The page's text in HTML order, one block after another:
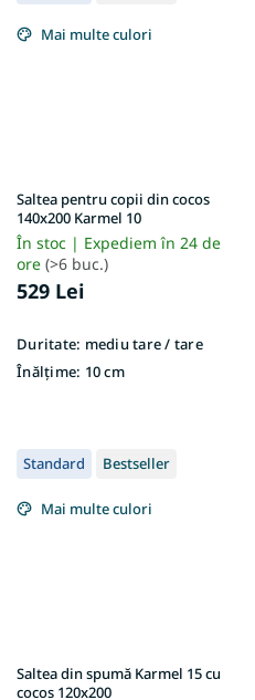
Mai multe culori
Saltea pentru copii din cocos
140x200 Karmel 10
În stoc | Expediem în 24 de
ore (>6 buc.)
529 Lei
Duritate: mediu tare / tare
Înălțime: 10 cm
Standard Bestseller
Mai multe culori
Saltea din spumă Karmel 15 cu
cocos 120x200